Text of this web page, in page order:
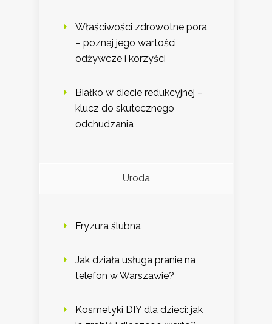
Właściwości zdrowotne pora
– poznaj jego wartości
odżywcze i korzyści
Białko w diecie redukcyjnej –
klucz do skutecznego
odchudzania
Uroda
Fryzura ślubna
Jak działa usługa pranie na
telefon w Warszawie?
Kosmetyki DIY dla dzieci: jak